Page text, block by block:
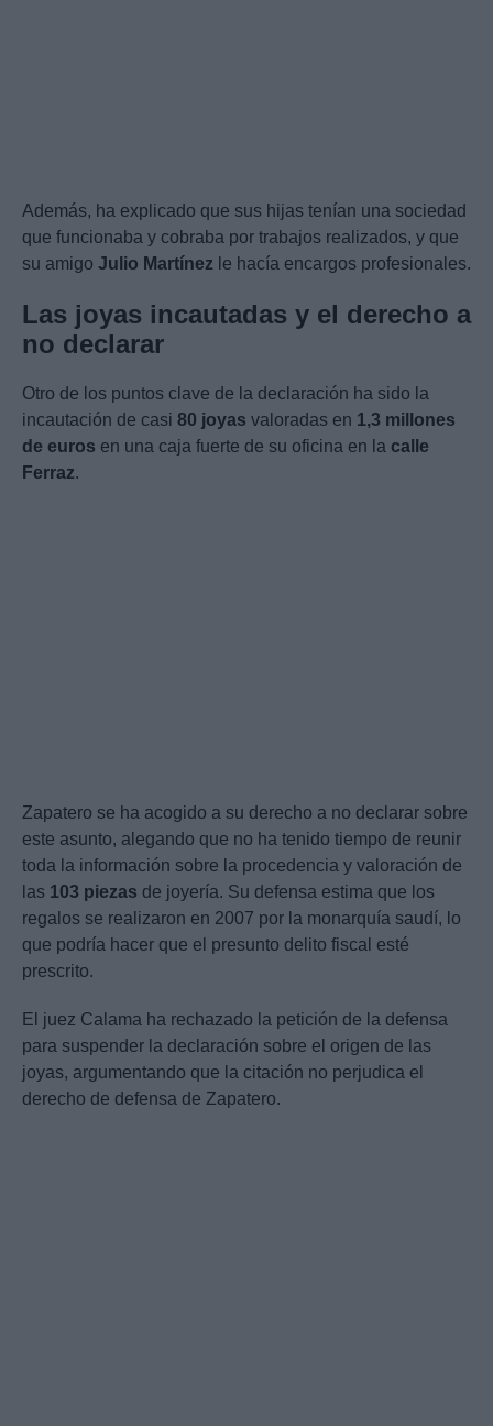
Además, ha explicado que sus hijas tenían una sociedad
que funcionaba y cobraba por trabajos realizados, y que
su amigo Julio Martínez le hacía encargos profesionales.
Las joyas incautadas y el derecho a
no declarar
Otro de los puntos clave de la declaración ha sido la
incautación de casi 80 joyas valoradas en 1,3 millones
de euros en una caja fuerte de su oficina en la calle
Ferraz.
Zapatero se ha acogido a su derecho a no declarar sobre
este asunto, alegando que no ha tenido tiempo de reunir
toda la información sobre la procedencia y valoración de
las 103 piezas de joyería. Su defensa estima que los
regalos se realizaron en 2007 por la monarquía saudí, lo
que podría hacer que el presunto delito fiscal esté
prescrito.
El juez Calama ha rechazado la petición de la defensa
para suspender la declaración sobre el origen de las
joyas, argumentando que la citación no perjudica el
derecho de defensa de Zapatero.